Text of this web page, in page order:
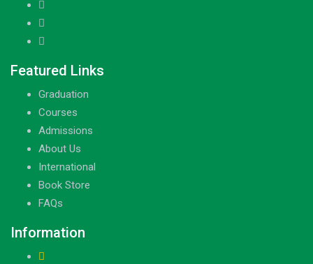
Featured Links
Graduation
Courses
Admissions
About Us
International
Book Store
FAQs
Information